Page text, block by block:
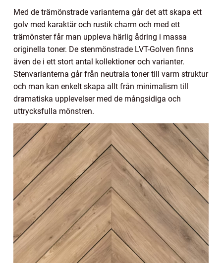
Med de trämönstrade varianterna går det att skapa ett
golv med karaktär och rustik charm och med ett
trämönster får man uppleva härlig ådring i massa
originella toner. De stenmönstrade LVT-Golven finns
även de i ett stort antal kollektioner och varianter.
Stenvarianterna går från neutrala toner till varm struktur
och man kan enkelt skapa allt från minimalism till
dramatiska upplevelser med de mångsidiga och
uttrycksfulla mönstren.